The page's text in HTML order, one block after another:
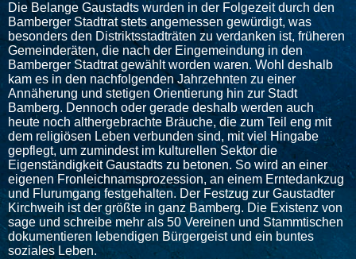
Die Belange Gaustadts wurden in der Folgezeit durch den
Bamberger Stadtrat stets angemessen gewürdigt, was
besonders den Distriktsstadträten zu verdanken ist, früheren
Gemeinderäten, die nach der Eingemeindung in den
Bamberger Stadtrat gewählt worden waren. Wohl deshalb
kam es in den nachfolgenden Jahrzehnten zu einer
Annäherung und stetigen Orientierung hin zur Stadt
Bamberg. Dennoch oder gerade deshalb werden auch
heute noch althergebrachte Bräuche, die zum Teil eng mit
dem religiösen Leben verbunden sind, mit viel Hingabe
gepflegt, um zumindest im kulturellen Sektor die
Eigenständigkeit Gaustadts zu betonen. So wird an einer
eigenen Fronleichnamsprozession, an einem Erntedankzug
und Flurumgang festgehalten. Der Festzug zur Gaustadter
Kirchweih ist der größte in ganz Bamberg. Die Existenz von
sage und schreibe mehr als 50 Vereinen und Stammtischen
dokumentieren lebendigen Bürgergeist und ein buntes
soziales Leben.